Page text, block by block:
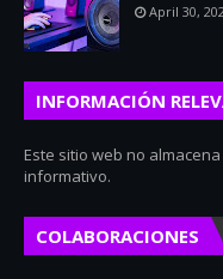
April 30,
INFORMACIÓN
Este sitio web no
informativo.
COLABORACIONES